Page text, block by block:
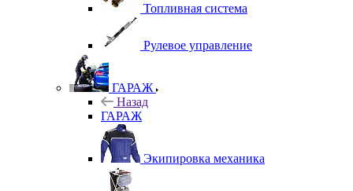
Топливная система
Рулевое управление
ГАРАЖ
Назад
ГАРАЖ
Экипировка механика